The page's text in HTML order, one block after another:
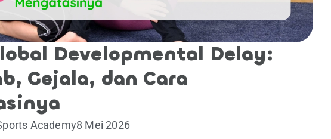
Developmental Delay:
Gejala, dan Cara
Academy8 Mei 2026